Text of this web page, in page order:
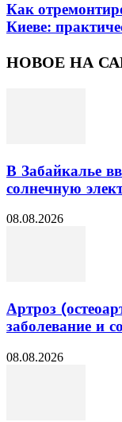
Как
Киеве:
НОВОЕ НА
В Забайкалье
солнечную
08.08.2026
Артроз
заболевание и
08.08.2026